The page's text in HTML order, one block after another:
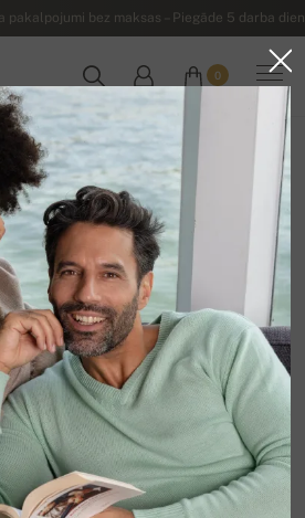
pakalpojumi bez maksas – Piegāde 5 darba
0
aksesuāri